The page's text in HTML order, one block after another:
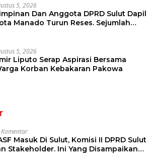
5, 2026
Dan Anggota DPRD Sulut Dapil
Manado Turun Reses. Sejumlah
5, 2026
Liputo Serap Aspirasi Bersama
Korban Kebakaran Pakowa
Masuk Di Sulut, Komisi II DPRD Sulut
Stakeholder. Ini Yang Disampaikan